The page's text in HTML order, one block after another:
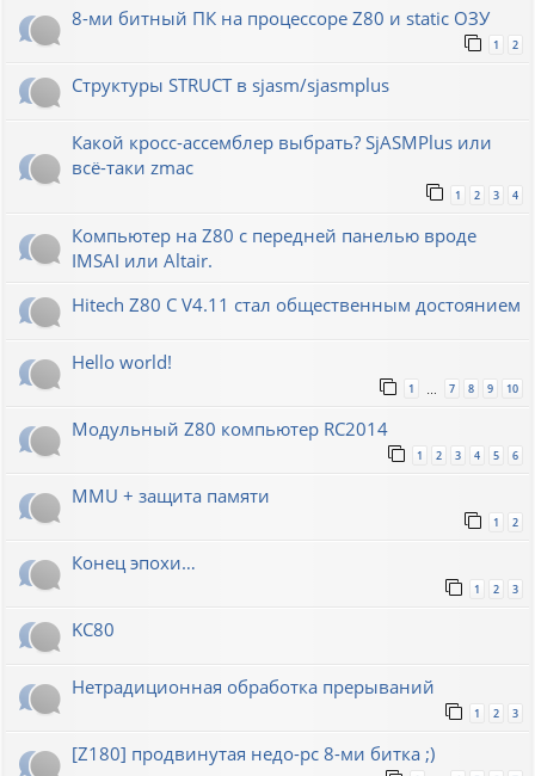
8-ми битный ПК на процессоре Z80 и static ОЗУ
1 2
Структуры STRUCT в sjasm/sjasmplus
Какой кросс-ассемблер выбрать? SjASMPlus или
всё-таки zmac
1 2 3 4
Компьютер на Z80 с передней панелью вроде
IMSAI или Altair.
Hitech Z80 C V4.11 стал общественным достоянием
Hello world!
1 7 8 9 10
Модульный Z80 компьютер RC2014
1 2 3 4 5 6
MMU + защита памяти
1 2
Конец эпохи…
1 2 3
KC80
Нетрадиционная обработка прерываний
1 2 3
[Z180] продвинутая недо-pc 8-ми битка ;)